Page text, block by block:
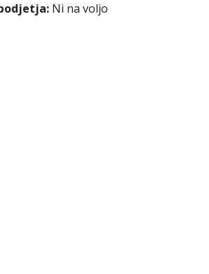
Ni na voljo